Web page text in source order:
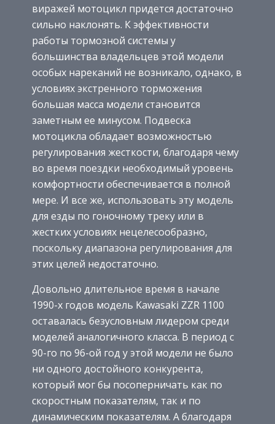
виражей мотоцикл придется достаточно
сильно наклонять. К эффективности
работы тормозной системы у
большинства владельцев этой модели
особых нареканий не возникало, однако, в
условиях экстренного торможения
большая масса модели становится
заметным ее минусом. Подвеска
мотоцикла обладает возможностью
регулирования жесткости, благодаря чему
во время поездки необходимый уровень
комфортности обеспечивается в полной
мере. И все же, использовать эту модель
для езды по гоночному треку или в
жестких условиях нецелесообразно,
поскольку диапазона регулирования для
этих целей недостаточно.
Довольно длительное время в начале
1990-х годов модель Kawasaki ZZR 1100
оставалась безусловным лидером среди
моделей аналогичного класса. В период с
90-го по 96-ой год у этой модели не было
ни одного достойного конкурента,
который мог бы посоперничать как по
скоростным показателям, так и по
динамическим показателям. А благодаря